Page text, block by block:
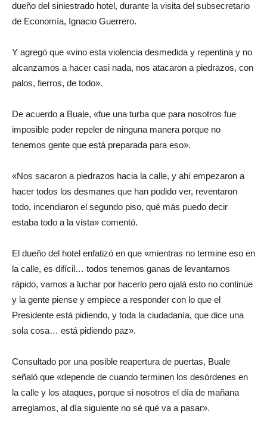
dueño del siniestrado hotel, durante la visita del subsecretario
de Economía, Ignacio Guerrero.
Y agregó que «vino esta violencia desmedida y repentina y no
alcanzamos a hacer casi nada, nos atacaron a piedrazos, con
palos, fierros, de todo».
De acuerdo a Buale, «fue una turba que para nosotros fue
imposible poder repeler de ninguna manera porque no
tenemos gente que está preparada para eso».
«Nos sacaron a piedrazos hacia la calle, y ahí empezaron a
hacer todos los desmanes que han podido ver, reventaron
todo, incendiaron el segundo piso, qué más puedo decir
estaba todo a la vista» comentó.
El dueño del hotel enfatizó en que «mientras no termine eso en
la calle, es difícil… todos tenemos ganas de levantarnos
rápido, vamos a luchar por hacerlo pero ojalá esto no continúe
y la gente piense y empiece a responder con lo que el
Presidente está pidiendo, y toda la ciudadanía, que dice una
sola cosa… está pidiendo paz».
Consultado por una posible reapertura de puertas, Buale
señaló que «depende de cuando terminen los desórdenes en
la calle y los ataques, porque si nosotros el día de mañana
arreglamos, al día siguiente no sé qué va a pasar».